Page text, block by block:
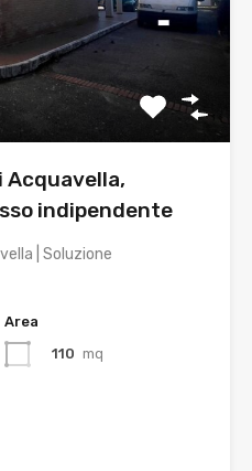
Acquavella,
indipendente
| Soluzione
Area
110 mq